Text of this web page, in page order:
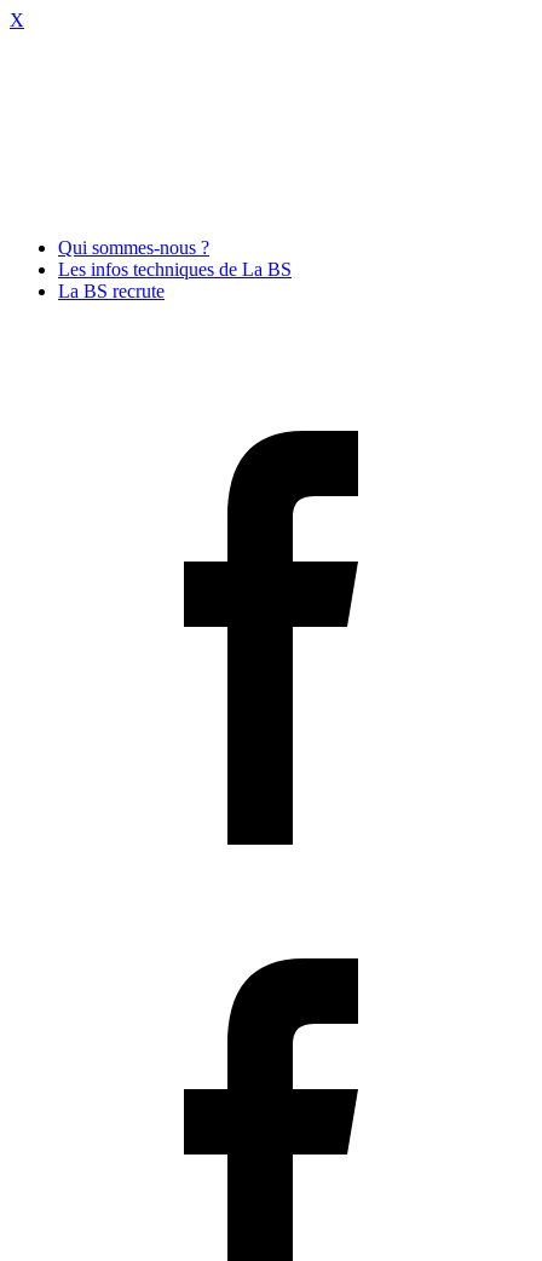
X
Qui sommes-nous ?
Les infos techniques de La BS
La BS recrute